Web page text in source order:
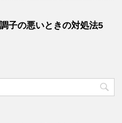
子の悪いときの対処法5